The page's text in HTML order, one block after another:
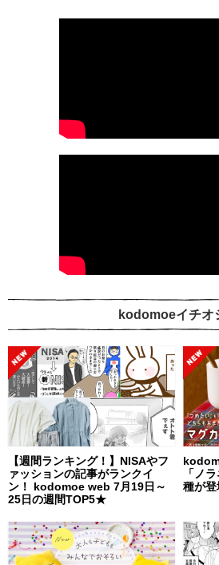
kodomoeイチオ
【週間ランキング！】NISAやフ
ァッションの記事がランクイ
ン！ kodomoe web 7月19日～
25日の週間TOP5★
「ノ
種が登